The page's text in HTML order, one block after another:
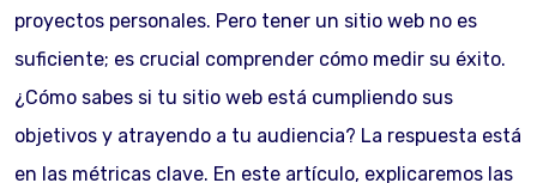
proyectos personales. Pero tener un sitio web no es
suficiente; es crucial comprender cómo medir su éxito.
¿Cómo sabes si tu sitio web está cumpliendo sus
objetivos y atrayendo a tu audiencia? La respuesta está
en las métricas clave. En este artículo, explicaremos las